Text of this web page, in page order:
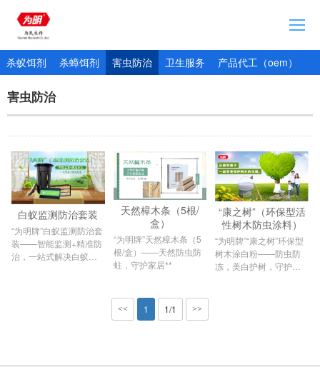
首页
通知公告
加入我们
产品追溯网站
杀蚁饵剂 杀蟑饵剂 害虫防治 卫生服务 产品代工（oem）
害虫防治
白蚁监测防治套装​
“为明牌”白蚁监测防治套
装——智能监测+精准防
治，一站式解决白蚁隐
天然樟木条（5根/
盒）
“为明牌”天然樟木条（5
根/盒）——天然防虫防
蛀，守护家居**
“康之树”（环保型活
性树木防虫涂料）
“为明牌”“康之树”环保型
树木涂白粉——防虫防
冻，美白护树，守护绿
<< 1 1/1 >>